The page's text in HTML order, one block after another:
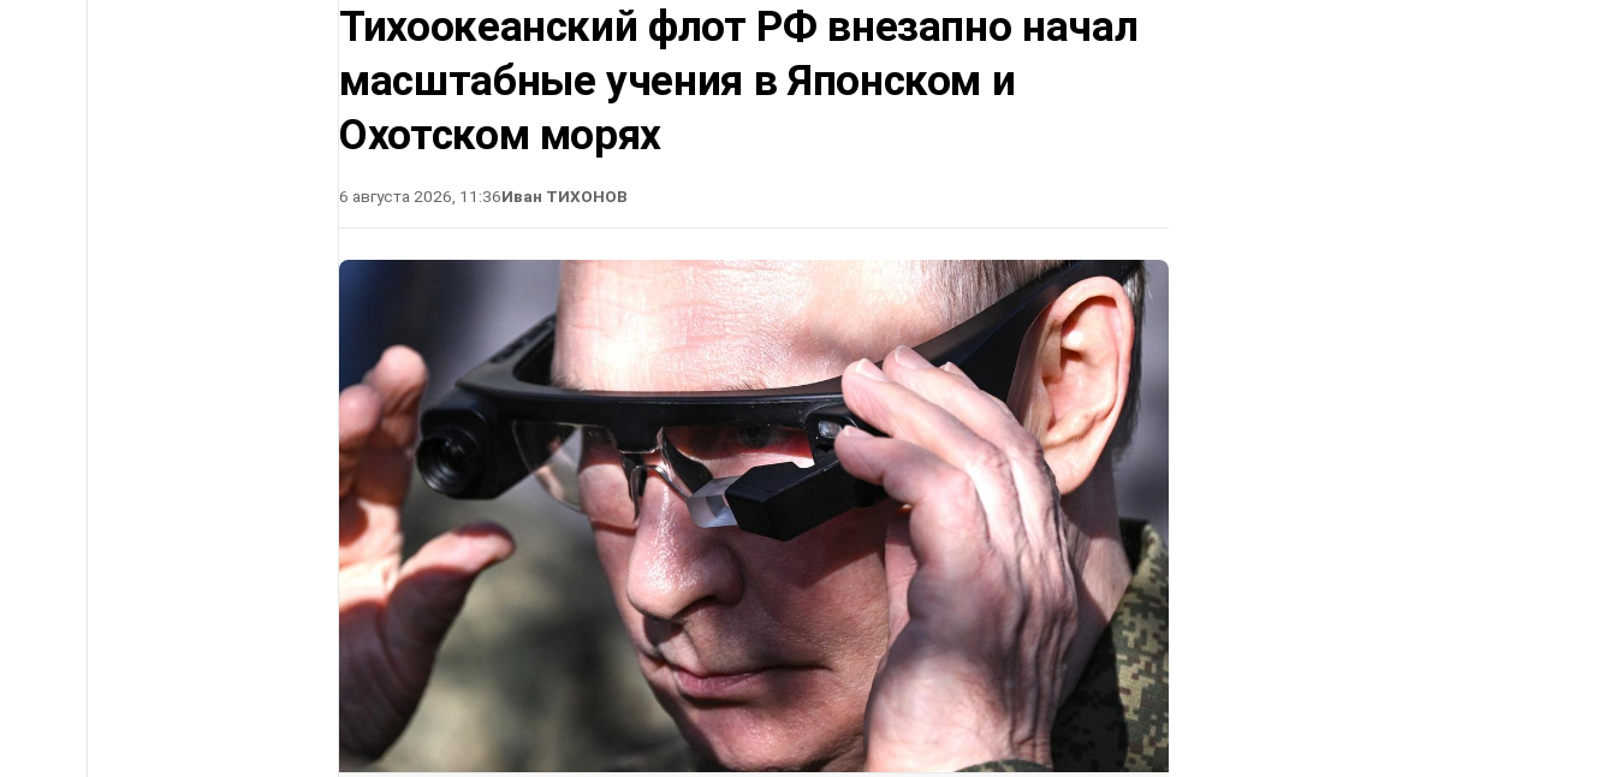
Тихоокеанский флот РФ внезапно начал
масштабные учения в Японском и
Охотском морях
6 августа 2026, 11:36Иван ТИХОНОВ